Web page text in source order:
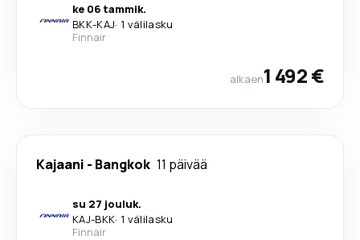
ke 06 tammik.
BKK-KAJ· 1 välilasku
Finnair
alkaen1 492 €
Kajaani - Bangkok 11 päivää
su 27 jouluk.
KAJ-BKK· 1 välilasku
Finnair